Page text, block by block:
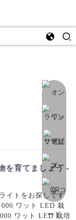
を育てましょう -
イトをお探しです
ワット LED 栽
ワット LED 栽培